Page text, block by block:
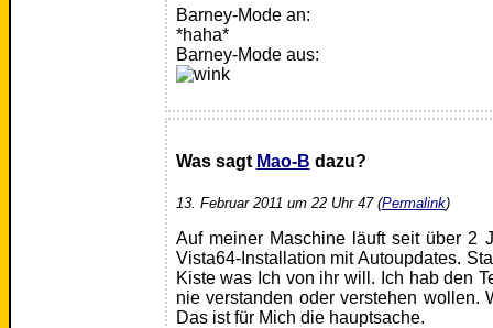
Barney-Mode an:
*haha*
Barney-Mode aus:
Was sagt Mao-B dazu?
13. Februar 2011 um 22 Uhr 47 (Permalink)
Auf meiner Maschine läuft seit über 2
Vista64-Installation mit Autoupdates.
Kiste was Ich von ihr will. Ich hab den
nie verstanden oder verstehen wollen.
Das ist für Mich die hauptsache.